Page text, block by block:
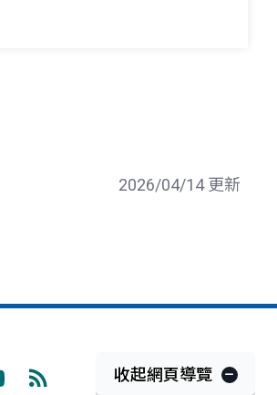
2026/04/14 更新
收起網頁導覽